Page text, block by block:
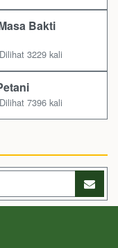
Bakti
3229 kali
7396 kali